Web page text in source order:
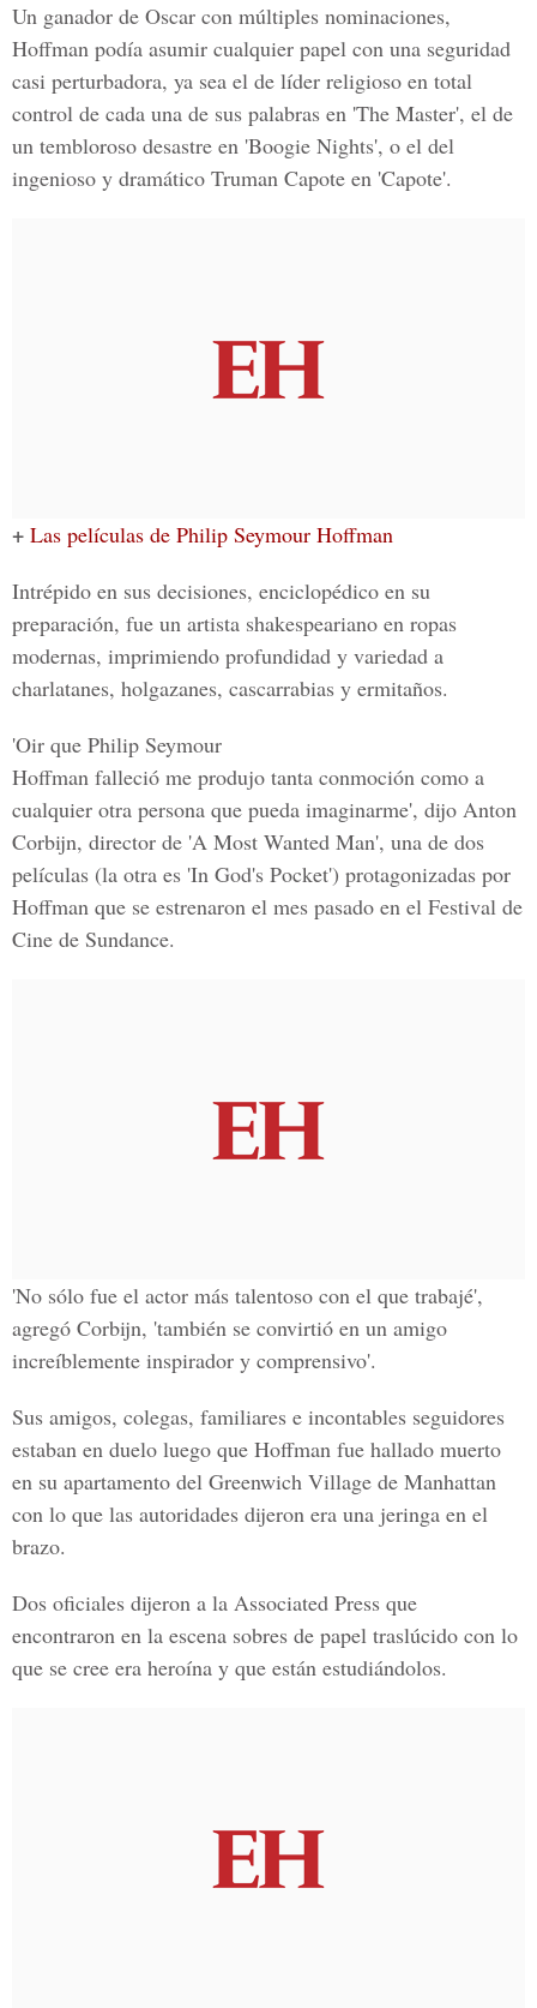
Un ganador de Oscar con múltiples nominaciones,
Hoffman podía asumir cualquier papel con una seguridad
casi perturbadora, ya sea el de líder religioso en total
control de cada una de sus palabras en 'The Master', el de
un tembloroso desastre en 'Boogie Nights', o el del
ingenioso y dramático Truman Capote en 'Capote'.
+ Las películas de Philip Seymour Hoffman
Intrépido en sus decisiones, enciclopédico en su
preparación, fue un artista shakespeariano en ropas
modernas, imprimiendo profundidad y variedad a
charlatanes, holgazanes, cascarrabias y ermitaños.
'Oir que Philip Seymour
Hoffman falleció me produjo tanta conmoción como a
cualquier otra persona que pueda imaginarme', dijo Anton
Corbijn, director de 'A Most Wanted Man', una de dos
películas (la otra es 'In God's Pocket') protagonizadas por
Hoffman que se estrenaron el mes pasado en el Festival de
Cine de Sundance.
'No sólo fue el actor más talentoso con el que trabajé',
agregó Corbijn, 'también se convirtió en un amigo
increíblemente inspirador y comprensivo'.
Sus amigos, colegas, familiares e incontables seguidores
estaban en duelo luego que Hoffman fue hallado muerto
en su apartamento del Greenwich Village de Manhattan
con lo que las autoridades dijeron era una jeringa en el
brazo.
Dos oficiales dijeron a la Associated Press que
encontraron en la escena sobres de papel traslúcido con lo
que se cree era heroína y que están estudiándolos.